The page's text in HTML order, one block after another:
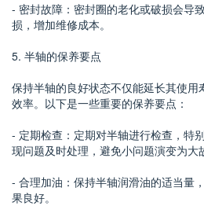
- 密封故障：密封圈的老化或破损会导
损，增加维修成本。
5. 半轴的保养要点
保持半轴的良好状态不仅能延长其使
效率。以下是一些重要的保养要点：
- 定期检查：定期对半轴进行检查，特
现问题及时处理，避免小问题演变为大
- 合理加油：保持半轴润滑油的适当量
果良好。